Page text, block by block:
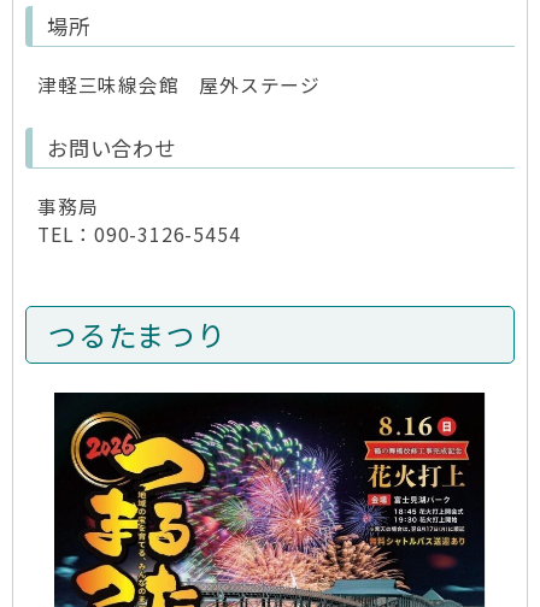
場所
津軽三味線会館 屋外ステージ
お問い合わせ
事務局
TEL：090-3126-5454
つるたまつり